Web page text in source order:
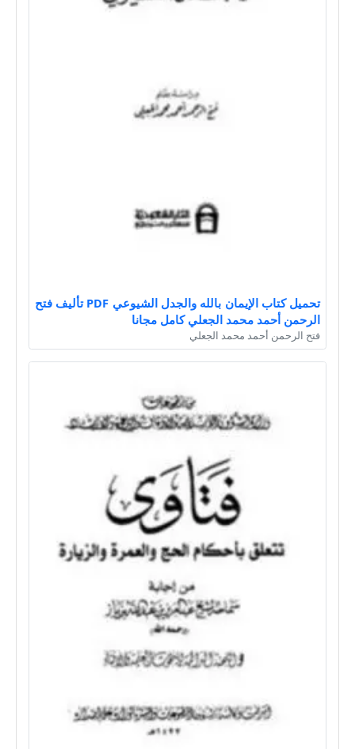
تحميل كتاب الإيمان بالله والجدل الشيوعي PDF تأليف فتح
الرحمن أحمد محمد الجعلي كامل مجانا
فتح الرحمن أحمد محمد الجعلي